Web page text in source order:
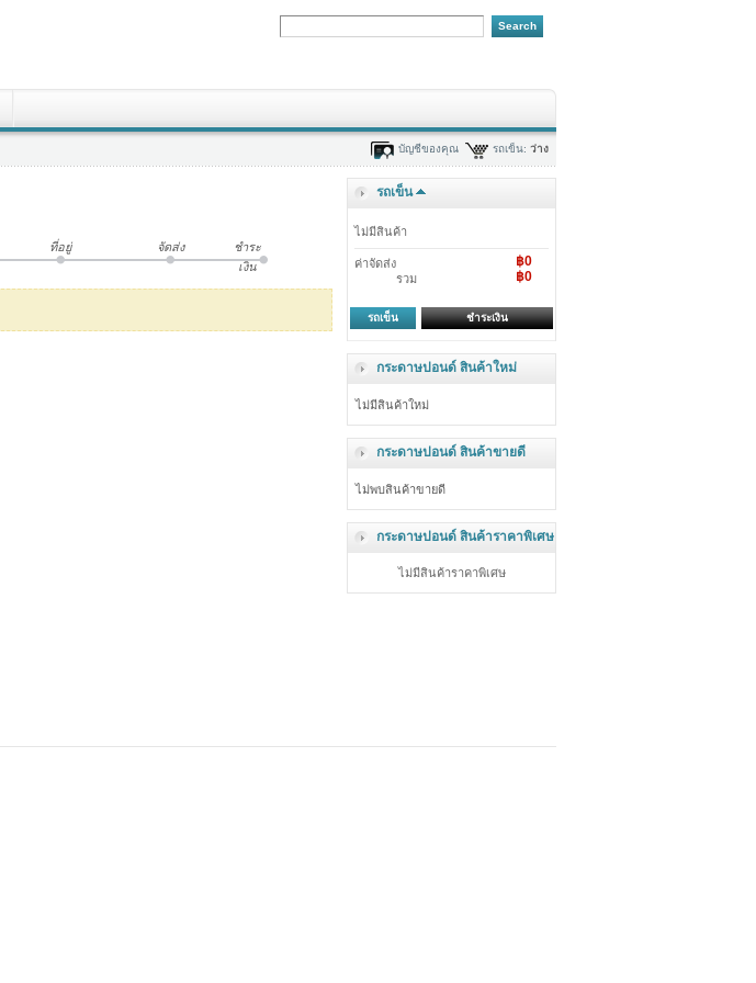
รถเข็น: ว่าง
บัญชีของคุณ
ที่อยู่ จัดส่ง
ชำระ
เงิน
รถเข็น
ไม่มีสินค้า
ค่าจัดส่ง ฿0
รวม ฿0
รถเข็น ชำระเงิน
กระดาษปอนด์ สินค้าใหม่
ไม่มีสินค้าใหม่
กระดาษปอนด์ สินค้าขายดี
ไม่พบสินค้าขายดี
กระดาษปอนด์ สินค้าราคาพิเศษ
ไม่มีสินค้าราคาพิเศษ